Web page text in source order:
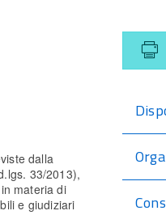
dalla
33/2013),
materia di
e giudiziari